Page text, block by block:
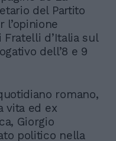
del Partito
l’opinione
d’Italia sul
dell’8 e 9
romano,
vita ed ex
Giorgio
politico nella